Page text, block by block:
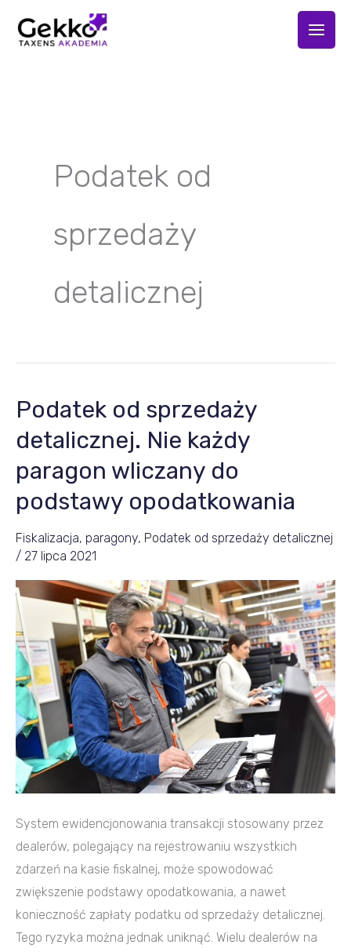
Podatek od
sprzedaży
detalicznej
Podatek od sprzedaży
detalicznej. Nie każdy
paragon wliczany do
podstawy opodatkowania
Fiskalizacja, paragony, Podatek od sprzedaży detalicznej
/ 27 lipca 2021
System ewidencjonowania transakcji stosowany przez
dealerów, polegający na rejestrowaniu wszystkich
zdarzeń na kasie fiskalnej, może spowodować
zwiększenie podstawy opodatkowania, a nawet
konieczność zapłaty podatku od sprzedaży detalicznej.
Tego ryzyka można jednak uniknąć. Wielu dealerów na
Podatek
od
sprzedaży
detalicznej.
Nie
paragon
wliczany
do
podstawy
opodatkowania